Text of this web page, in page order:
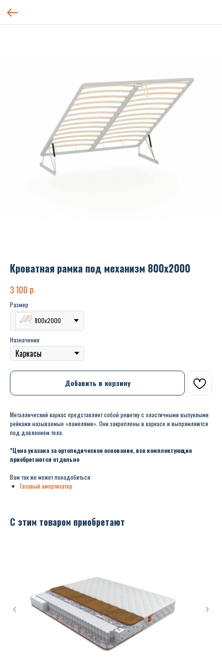
Кроватная рамка под механизм 800х2000
3 100 р.
Размер
800х2000
Назначение
Добавить в корзину
Металлический каркас представляет собой решетку с эластичными выпуклыми
рейками называемые «ламелями». Они закреплены в каркасе и выпрямляются
под давлением тела.
*Цена указана за ортопедическое основание, все комплектующие
приобретаются отдельно
Вам так же может понадобиться:
Газовый амортизатор
С этим товаром приобретают